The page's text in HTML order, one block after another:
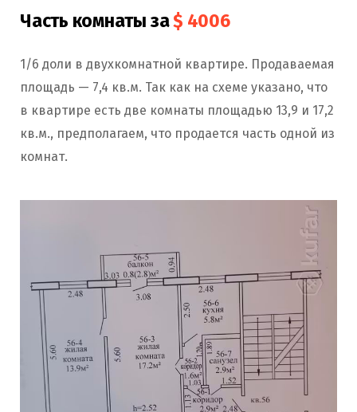
Часть комнаты за$ 4006
1/6 доли в двухкомнатной квартире. Продаваемая
площадь — 7,4 кв.м. Так как на схеме указано, что
в квартире есть две комнаты площадью 13,9 и 17,2
кв.м., предполагаем, что продается часть одной из
комнат.